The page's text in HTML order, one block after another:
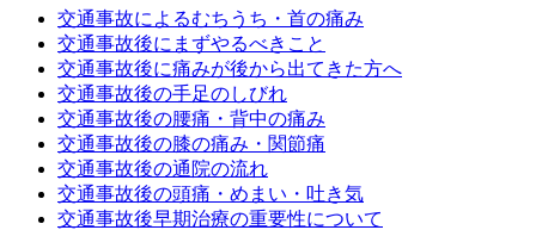
交通事故によるむちうち・首の痛み
交通事故後にまずやるべきこと
交通事故後に痛みが後から出てきた方へ
交通事故後の手足のしびれ
交通事故後の腰痛・背中の痛み
交通事故後の膝の痛み・関節痛
交通事故後の通院の流れ
交通事故後の頭痛・めまい・吐き気
交通事故後早期治療の重要性について